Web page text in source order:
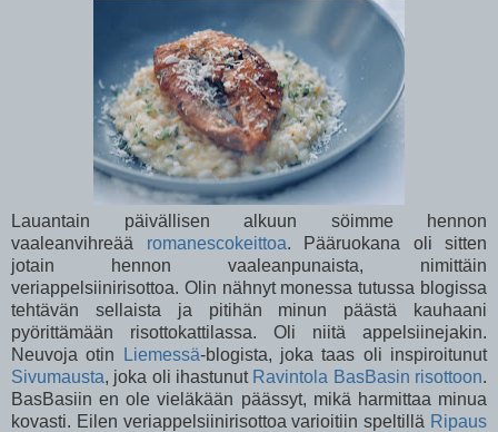
Lauantain päivällisen alkuun söimme hennon
vaaleanvihreää romanescokeittoa. Pääruokana oli sitten
jotain hennon vaaleanpunaista, nimittäin
veriappelsiinirisottoa. Olin nähnyt monessa tutussa blogissa
tehtävän sellaista ja pitihän minun päästä kauhaani
pyörittämään risottokattilassa. Oli niitä appelsiinejakin.
Neuvoja otin
Liemessä-blogista, joka taas oli inspiroitunut
Sivumausta, joka oli ihastunut Ravintola BasBasin risottoon.
BasBasiin en ole vieläkään päässyt, mikä harmittaa minua
kovasti. Eilen veriappelsiinirisottoa varioitiin speltillä Ripaus